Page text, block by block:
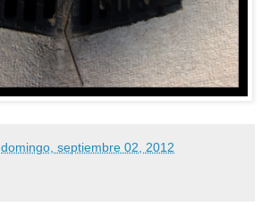
domingo, septiembre 02, 2012